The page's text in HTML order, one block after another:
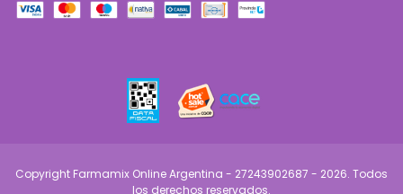
Copyright Farmamix Online Argentina - 27243902687 - 2026. Todos
los derechos reservados.